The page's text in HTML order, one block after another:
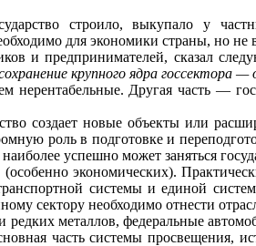
строило, выкупало у
для экономики страны, но не
и предпринимателей, сказал
крупного ядра госсектора
нерентабельные. Другая часть —
создает новые объекты или
роль в подготовке и
успешно может заняться
экономических).
системы и единой
сектору необходимо отнести
металлов, федеральные
часть системы просвещения,